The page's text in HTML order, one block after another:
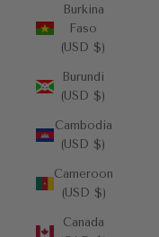
Burkina
Faso
(USD $)
Burundi
(USD $)
Cambodia
(USD $)
Cameroon
(USD $)
Canada